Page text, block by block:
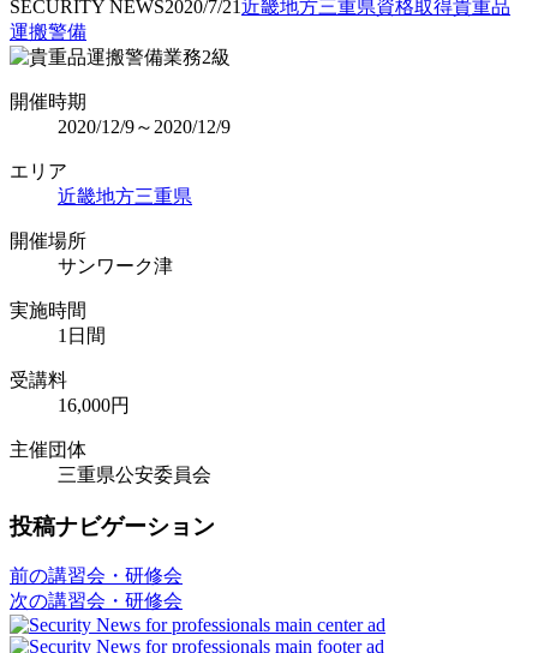
SECURITY NEWS2020/7/21近畿地方三重県資格取得貴重品
運搬警備
開催時期
2020/12/9～2020/12/9
エリア
近畿地方三重県
開催場所
サンワーク津
実施時間
1日間
受講料
16,000円
主催団体
三重県公安委員会
投稿ナビゲーション
前の講習会・研修会
次の講習会・研修会